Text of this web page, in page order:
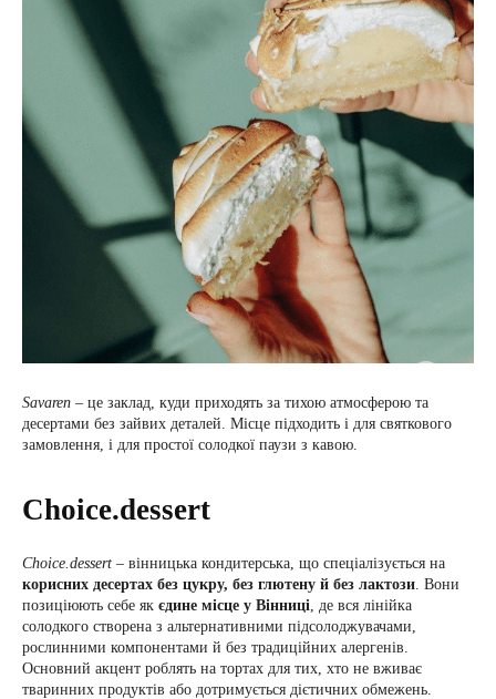
Savaren – це заклад, куди приходять за тихою атмосферою та
десертами без зайвих деталей. Місце підходить і для святкового
замовлення, і для простої солодкої паузи з кавою.
Choice.dessert
Choice.dessert – вінницька кондитерська, що спеціалізується на
корисних десертах без цукру, без глютену й без лактози . Вони
позиціюють себе як єдине місце у Вінниці , де вся лінійка
солодкого створена з альтернативними підсолоджувачами,
рослинними компонентами й без традиційних алергенів.
Основний акцент роблять на тортах для тих, хто не вживає
тваринних продуктів або дотримується дієтичних обмежень.